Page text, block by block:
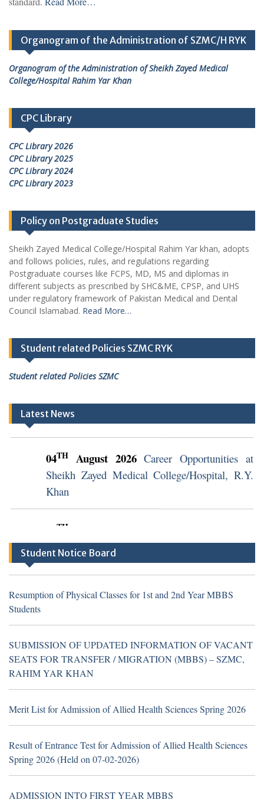
Organogram of the Administration of SZMC/H RYK
Organogram of the Administration of Sheikh Zayed Medical
College/Hospital Rahim Yar Khan
CPC Library
CPC Library 2026
CPC Library 2025
CPC Library 2024
CPC Library 2023
Policy on Postgraduate Studies
Sheikh Zayed Medical College/Hospital Rahim Yar khan, adopts
and follows policies, rules, and regulations regarding
Postgraduate courses like FCPS, MD, MS and diplomas in
different subjects as prescribed by SHC&ME, CPSP, and UHS
under regulatory framework of Pakistan Medical and Dental
Council Islamabad. Read More…
Student related Policies SZMC RYK
Student related Policies SZMC
Latest News
04THAugust 2026
Sheikh Zayed Medical College/Hospital, R.Y.
Khan
04THAugust 2026
Khan (Walk in Interview Notice)
Resumption of Physical Classes for 1st and 2nd Year MBBS
Students
16THJuly 2026
Zayed Medical College/Hospital, R.Y. Khan
(Walk in Interview Notice)
19 June 2026Career Opportunities at Hub &
Spoke Model at Zahir Pir, Rahim Yar Khan,
Student Notice Board
Resumption of Physical Classes for 1st and 2nd Year MBBS
Students
SUBMISSION OF UPDATED INFORMATION OF VACANT
SEATS FOR TRANSFER / MIGRATION (MBBS) – SZMC,
RAHIM YAR KHAN
Merit List for Admission of Allied Health Sciences Spring 2026
Result of Entrance Test for Admission of Allied Health Sciences
Spring 2026 (Held on 07-02-2026)
ADMISSION INTO FIRST YEAR MBBS